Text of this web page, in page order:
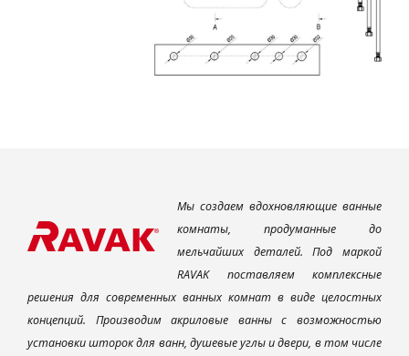
Мы создаем вдохновляющие ванные
комнаты, продуманные до
мельчайших деталей. Под маркой
RAVAK поставляем комплексные
решения для современных ванных комнат в виде целостных
концепций. Производим акриловые ванны с возможностью
установки шторок для ванн, душевые углы и двери, в том числе